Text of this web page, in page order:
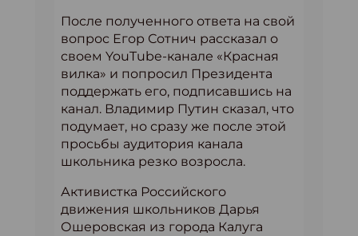
После полученного ответа на свой
вопрос Егор Сотнич рассказал о
своем YouTube-канале «Красная
вилка» и попросил Президента
поддержать его, подписавшись на
канал. Владимир Путин сказал, что
подумает, но сразу же после этой
просьбы аудитория канала
школьника резко возросла.
Активистка Российского
движения школьников Дарья
Ошеровская из города Калуга